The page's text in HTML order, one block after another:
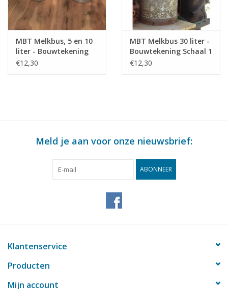
MBT Melkbus, 5 en 10
liter - Bouwtekening
Schaal 1 : 8 (40.41.010)
€12,30
MBT Melkbus 30 liter -
Bouwtekening Schaal 1
: 8 (40.41.011)
€12,30
Meld je aan voor onze nieuwsbrief:
ABONNEER
Klantenservice
Producten
Mijn account